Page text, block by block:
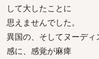
して大したことに
思えませんでした。
異国の、そしてヌーデ
感に、感覚が麻痺